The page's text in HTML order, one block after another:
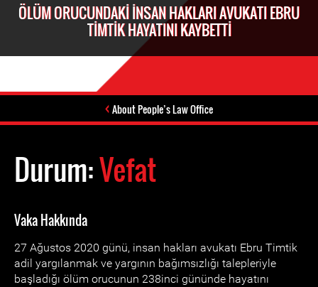
ÖLÜM ORUCUNDAKI INSAN HAKLARI AVUKATI EBRU
TIMTIK HAYATINI KAYBETTI
About People’s Law Office
Durum:Vefat
Vaka Hakkında
27 Ağustos 2020 günü, insan hakları avukatı Ebru Timtik
adil yargılanmak ve yargının bağımsızlığı talepleriyle
başladığı ölüm orucunun 238inci gününde hayatını